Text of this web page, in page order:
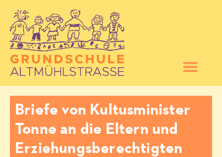
Briefe von Kultusminister
Tonne an die Eltern und
Erziehungsberechtigten